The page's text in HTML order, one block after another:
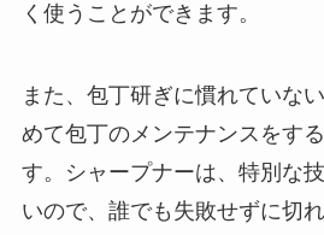
く使うことができます。
また、包丁研ぎに慣れていな
めて包丁のメンテナンスをす
す。シャープナーは、特別な
いので、誰でも失敗せずに切